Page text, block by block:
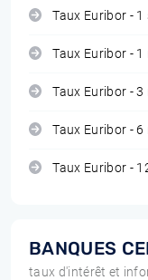
Taux Euribor - 1
Taux Euribor - 1
Taux Euribor - 3
Taux Euribor - 6
Taux Euribor -
BANQUES
taux d'intérêt et